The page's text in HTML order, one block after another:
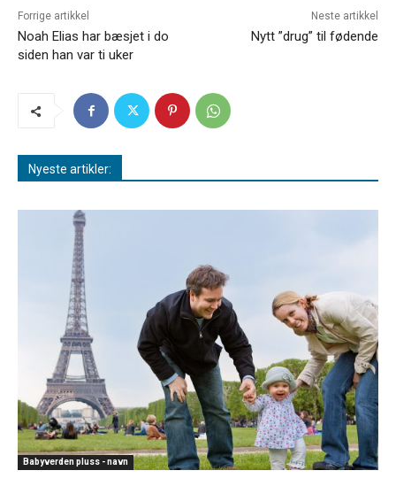
Forrige artikkel
Noah Elias har bæsjet i do
siden han var ti uker
Neste artikkel
Nytt ”drug” til fødende
Nyeste artikler:
Babyverden pluss - navn